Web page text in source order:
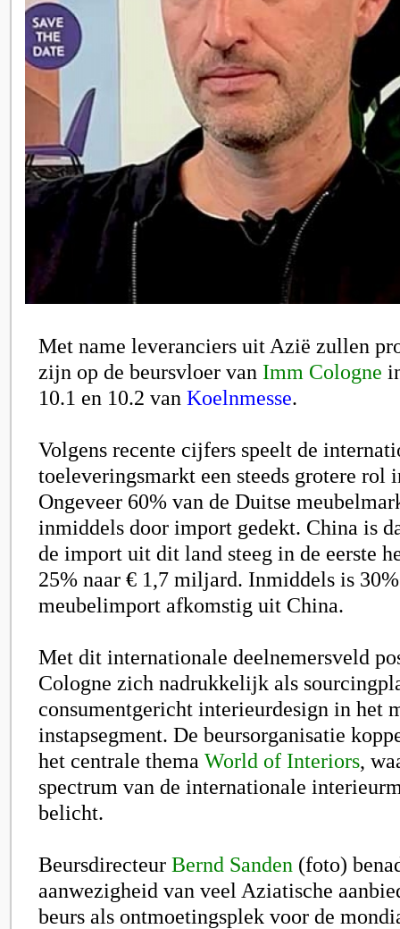
Met name leveranciers uit Azië zullen
zijn op de beursvloer van Imm Cologne
10.1 en 10.2 van Koelnmesse.
Volgens recente cijfers speelt de
toeleveringsmarkt een steeds grotere rol
Ongeveer 60% van de Duitse
inmiddels door import gedekt. China is
de import uit dit land steeg in de eerste
25% naar € 1,7 miljard. Inmiddels is
meubelimport afkomstig uit China.
Met dit internationale deelnemersveld
Cologne zich nadrukkelijk als
consumentgericht interieurdesign in het
instapsegment. De beursorganisatie
het centrale thema World of Interiors,
spectrum van de internationale
belicht.
Beursdirecteur Bernd Sanden (foto)
aanwezigheid van veel Aziatische
beurs als ontmoetingsplek voor de